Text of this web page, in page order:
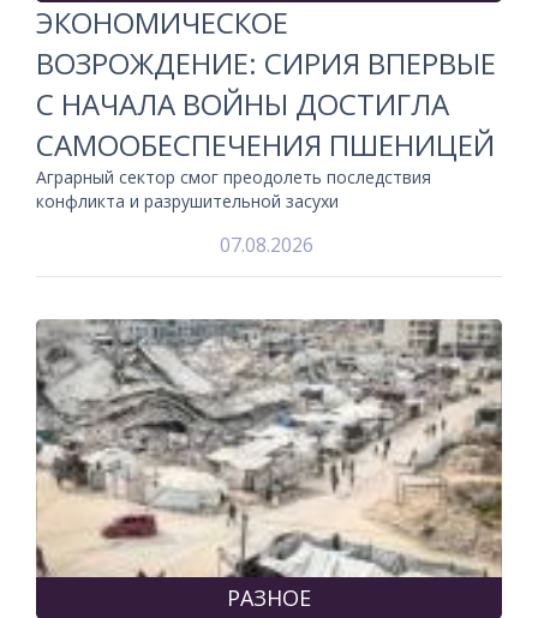
ЭКОНОМИЧЕСКОЕ
ВОЗРОЖДЕНИЕ: СИРИЯ ВПЕРВЫЕ
С НАЧАЛА ВОЙНЫ ДОСТИГЛА
САМООБЕСПЕЧЕНИЯ ПШЕНИЦЕЙ
Аграрный сектор смог преодолеть последствия
конфликта и разрушительной засухи
07.08.2026
РАЗНОЕ